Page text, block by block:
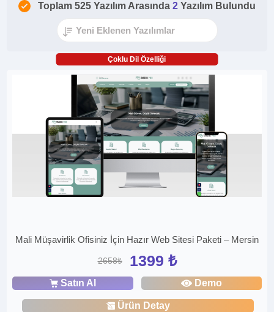
Toplam 525 Yazılım Arasında 2 Yazılım Bulundu
Çoklu Dil Özelliği
Mali Müşavirlik Ofisiniz İçin Hazır Web Sitesi Paketi – Mersin
2658₺ 1399 ₺
Satın Al Demo
Ürün Detay